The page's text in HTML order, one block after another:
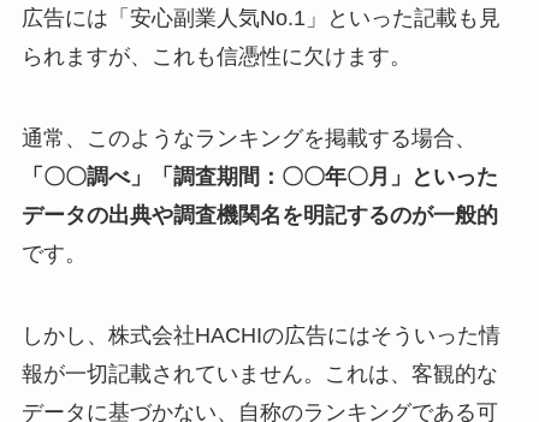
広告には「安心副業人気No.1」といった記載も見
られますが、これも信憑性に欠けます。
通常、このようなランキングを掲載する場合、
「〇〇調べ」「調査期間：〇〇年〇月」といった
データの出典や調査機関名を明記するのが一般的
です。
しかし、株式会社HACHIの広告にはそういった情
報が一切記載されていません。これは、客観的な
データに基づかない、自称のランキングである可